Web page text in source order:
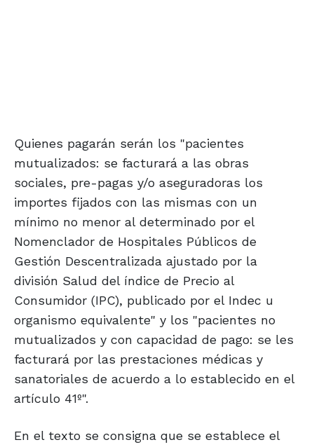
Quienes pagarán serán los "pacientes
mutualizados: se facturará a las obras
sociales, pre-pagas y/o aseguradoras los
importes fijados con las mismas con un
mínimo no menor al determinado por el
Nomenclador de Hospitales Públicos de
Gestión Descentralizada ajustado por la
división Salud del índice de Precio al
Consumidor (IPC), publicado por el Indec u
organismo equivalente" y los "pacientes no
mutualizados y con capacidad de pago: se les
facturará por las prestaciones médicas y
sanatoriales de acuerdo a lo establecido en el
artículo 41º".
En el texto se consigna que se establece el